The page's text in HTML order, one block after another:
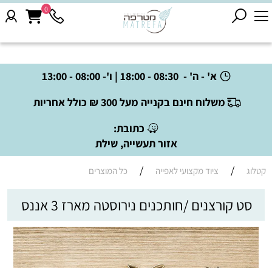
א' - ה' - 08:30 - 18:00 | ו'- 08:00 - 13:00
משלוח חינם בקנייה מעל 300 ₪ כולל אחריות
כתובת:
אזור תעשייה, שילת
0
קטלוג / ציוד מקצועי לאפייה / כל המוצרים
סט קורצנים /חותכנים נירוסטה מארז 3 אננס